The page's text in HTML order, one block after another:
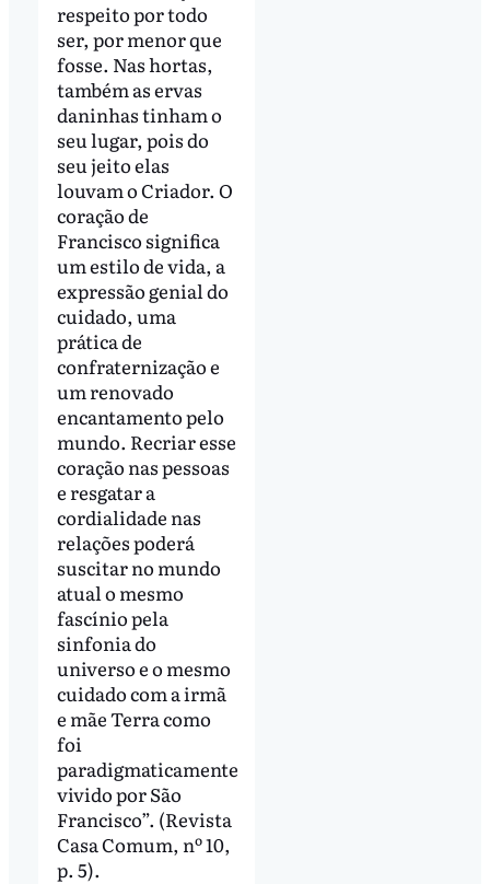
respeito por todo
ser, por menor que
fosse. Nas hortas,
também as ervas
daninhas tinham o
seu lugar, pois do
seu jeito elas
louvam o Criador. O
coração de
Francisco significa
um estilo de vida, a
expressão genial do
cuidado, uma
prática de
confraternização e
um renovado
encantamento pelo
mundo. Recriar esse
coração nas pessoas
e resgatar a
cordialidade nas
relações poderá
suscitar no mundo
atual o mesmo
fascínio pela
sinfonia do
universo e o mesmo
cuidado com a irmã
e mãe Terra como
foi
paradigmaticamente
vivido por São
Francisco”. (Revista
Casa Comum, nº 10,
p. 5).